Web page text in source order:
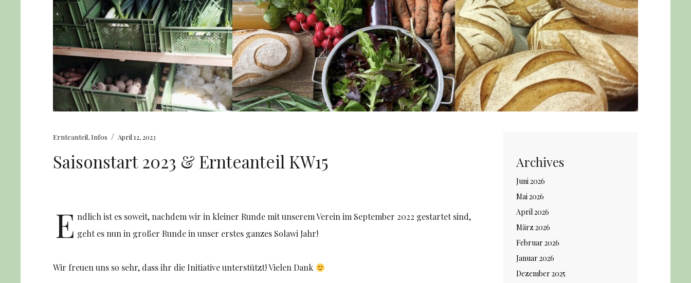
Ernteanteil, Infos / April 12, 2023
Saisonstart 2023 & Ernteanteil KW15
E ndlich ist es soweit, nachdem wir in kleiner Runde mit unserem Verein im September 2022 gestartet sind,
geht es nun in großer Runde in unser erstes ganzes Solawi Jahr!
Wir freuen uns so sehr, dass ihr die Initiative unterstützt! Vielen Dank
Archives
Juni 2026
Mai 2026
April 2026
März 2026
Februar 2026
Januar 2026
Dezember 2025